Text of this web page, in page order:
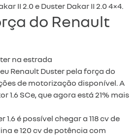
II 2.0 e Duster Dakar II 2.0 4×4.
do Renault
Renault Duster pela força do
de motorização disponível. A
1.6 SCe, que agora está 21% mais
1.6 é possível chegar a 118 cv de
e 120 cv de potência com